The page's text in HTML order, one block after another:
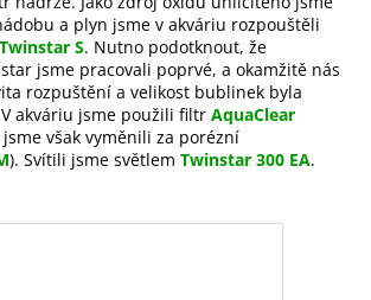
a plyn jsme v akváriu rozpouštěli
Twinstar S. Nutno podotknout, že
jsme pracovali poprvé, a okamžitě nás
rozpuštění a velikost bublinek byla
akváriu jsme použili filtr AquaClear
však vyměnili za porézní
). Svítili jsme světlem Twinstar 300 EA.